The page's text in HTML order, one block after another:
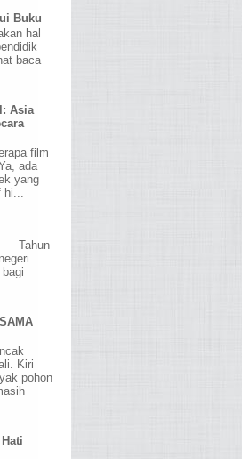
Buku
hal
baca
Asia
film
ada
yang
hi...
Tahun
Kiri
pohon